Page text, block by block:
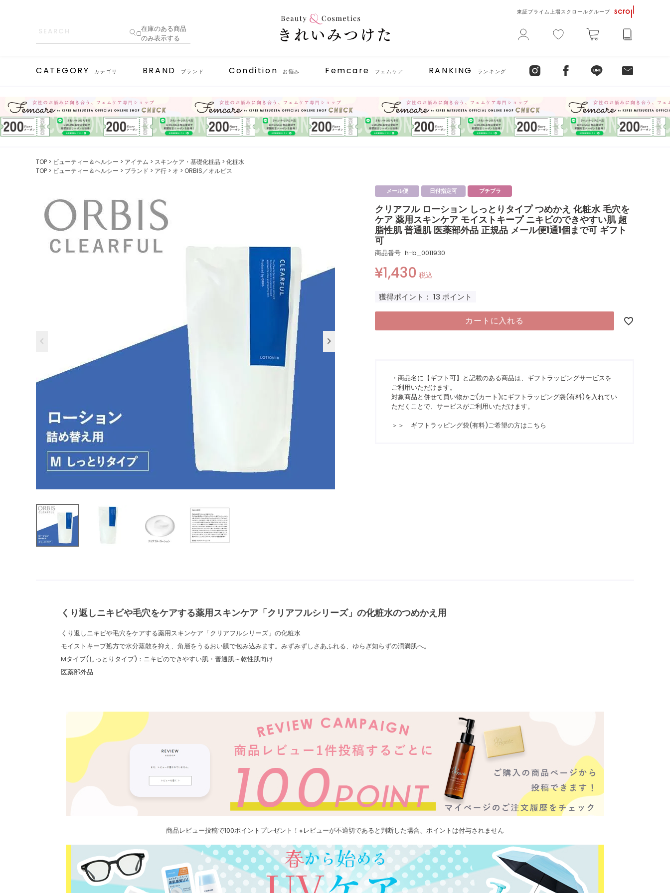
在庫のある商品
のみ表示する
東証プライム上場スクロールグループ
CATEGORY カテゴリ BRAND ブランド Condition お悩み Femcare フェムケア RANKING ランキング
TOP ビューティー＆ヘルシー アイテム スキンケア・基礎化粧品
化粧水
TOP
ビューティー＆ヘルシー ブランド ア行 オ ORBIS／オルビス
メール便 日付指定可 プチプラ
クリアフル ローション しっとりタイプ つめかえ 化粧水 毛穴を
ケア 薬用スキンケア モイストキープ ニキビのできやすい肌 超
脂性肌 普通肌 医薬部外品 正規品 メール便1通1個まで可 ギフト
可
商品番号 h-b_0011930
¥1,430 税込
獲得ポイント： 13 ポイント
カートに入れる
・商品名に【ギフト可】と記載のある商品は、ギフトラッピングサービスを
ご利用いただけます。
対象商品と併せて買い物かご(カート)にギフトラッピング袋(有料)を入れてい
ただくことで、サービスがご利用いただけます。
＞＞ ギフトラッピング袋(有料)ご希望の方はこちら
くり返しニキビや毛穴をケアする薬用スキンケア「クリアフルシリーズ」の化粧水のつめかえ用
くり返しニキビや毛穴をケアする薬用スキンケア「クリアフルシリーズ」の化粧水
モイストキープ処方で水分蒸散を抑え、角層をうるおい膜で包み込みます。みずみずしさあふれる、ゆらぎ知らずの潤満肌へ。
Mタイプ(しっとりタイプ)：ニキビのできやすい肌・普通肌～乾性肌向け
医薬部外品
商品レビュー投稿で100ポイントプレゼント！※レビューが不適切であると判断した場合、ポイントは付与されません